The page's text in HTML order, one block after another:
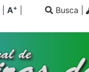
A+ Busca